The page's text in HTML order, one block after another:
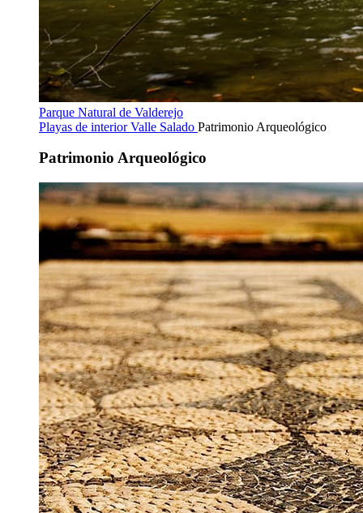
Parque Natural de Valderejo
Playas de interiorValle Salado Patrimonio Arqueológico
Patrimonio Arqueológico